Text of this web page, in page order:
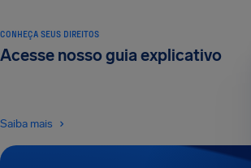
CONHEÇA SEUS DIREITOS
Acesse nosso guia explicativo
Saiba mais